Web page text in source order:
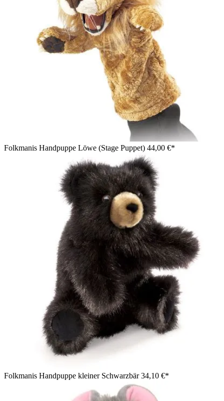
Folkmanis Handpuppe Löwe (Stage Puppet) 44,00 €*
Folkmanis Handpuppe kleiner Schwarzbär34,10 €*